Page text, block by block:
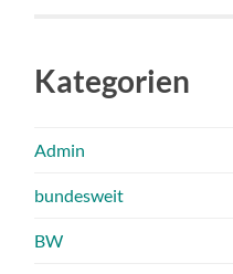
Kategorien
Admin
bundesweit
BW